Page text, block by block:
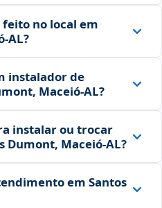
no local em
instalador de
Maceió‑AL?
instalar ou trocar
Dumont, Maceió‑AL?
em Santos